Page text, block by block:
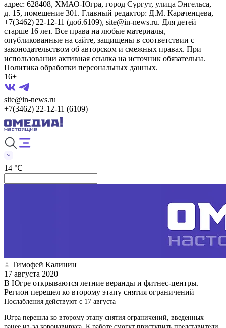
адрес: 628408, ХМАО-Югра, город Сургут, улица Энгельса,
д. 15, помещение 301. Главный редактор: Д.М. Караченцева,
+7(3462) 22-12-11 (доб.6109), site@in-news.ru. Для детей
старше 16 лет. Все права на любые материалы,
опубликованные на сайте, защищены в соответствии с
законодательством об авторском и смежных правах. При
использовании активная ссылка на источник обязательна.
Политика обработки персональных данных.
16+
site@in-news.ru
+7(3462) 22-12-11 (6109)
14 ℃
Тимофей Калинин
17 августа 2020
В Югре открываются летние веранды и фитнес-центры.
Регион перешел ко второму этапу снятия ограничений
Послабления действуют с 17 августа
Югра перешла ко второму этапу снятия ограничений, введенных